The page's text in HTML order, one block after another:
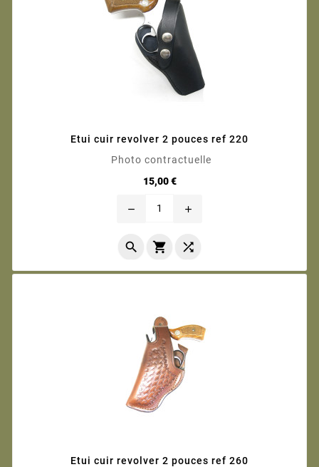
Etui cuir revolver 2 pouces ref 220
Photo contractuelle
15,00 €Prix
remove add
  
Etui cuir revolver 2 pouces ref 260